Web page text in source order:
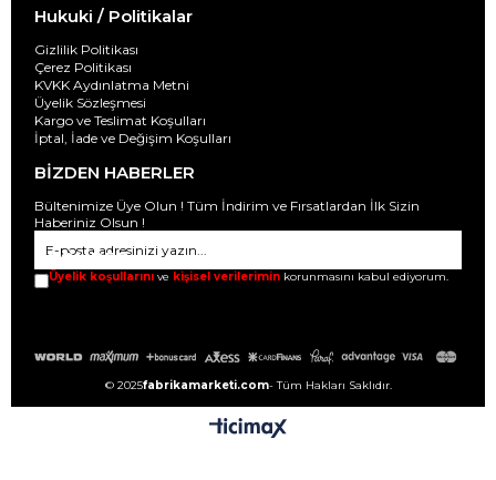
Hukuki / Politikalar
Gizlilik Politikası
Çerez Politikası
KVKK Aydınlatma Metni
Üyelik Sözleşmesi
Kargo ve Teslimat Koşulları
İptal, İade ve Değişim Koşulları
BİZDEN HABERLER
Bültenimize Üye Olun ! Tüm İndirim ve Fırsatlardan İlk Sizin
Haberiniz Olsun !
GÖNDER
Üyelik koşullarını ve kişisel verilerimin korunmasını kabul ediyorum.
© 2025fabrikamarketi.com- Tüm Hakları Saklıdır.